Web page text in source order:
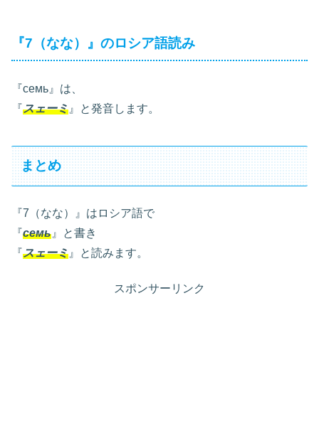
『7（なな）』のロシア語読み
『семь』は、
『スェーミ 』と発音します。
まとめ
『7（なな）』はロシア語で
『семь 』と書き
『スェーミ 』と読みます。
スポンサーリンク